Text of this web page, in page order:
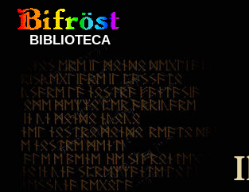
BIBLIOTECA